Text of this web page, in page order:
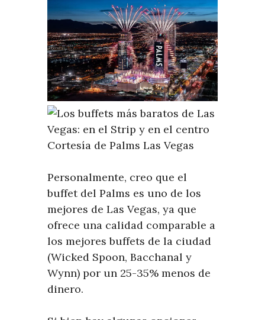
Cortesía de Palms Las Vegas
Personalmente, creo que el
buffet del Palms es uno de los
mejores de Las Vegas, ya que
ofrece una calidad comparable a
los mejores buffets de la ciudad
(Wicked Spoon, Bacchanal y
Wynn) por un 25-35% menos de
dinero.